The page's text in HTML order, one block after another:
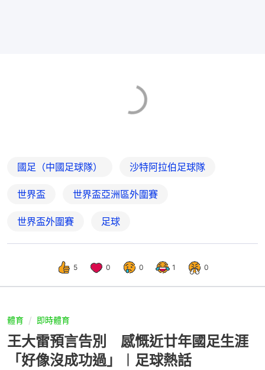
國足（中國足球隊） 沙特阿拉伯足球隊
世界盃 世界盃亞洲區外圍賽
世界盃外圍賽 足球
5 0 0 1 0
體育 即時體育
王大雷預言告別 感慨近廿年國足生涯
「好像沒成功過」︱足球熱話